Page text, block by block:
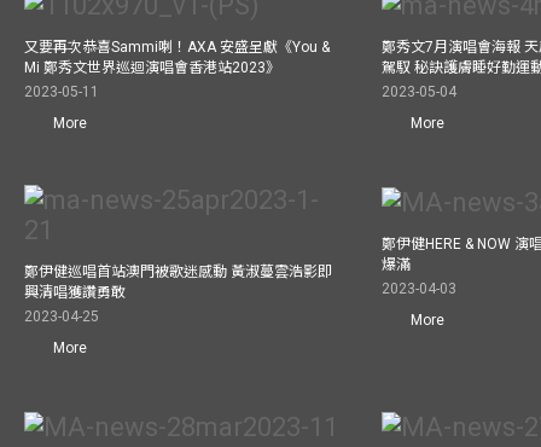
又要再次恭喜Sammi喇！AXA 安盛呈獻《You &
Mi 鄭秀文世界巡迴演唱會香港站2023》
2023-05-11
More
鄭秀文7月演唱會海報
駕馭 秘訣護膚睡好勤運
2023-05-04
More
鄭伊健巡唱首站澳門被歌迷感動 黃淑蔓雲浩影即
興清唱獲讚勇敢
2023-04-25
More
鄭伊健HERE & NOW 演
爆滿
2023-04-03
More